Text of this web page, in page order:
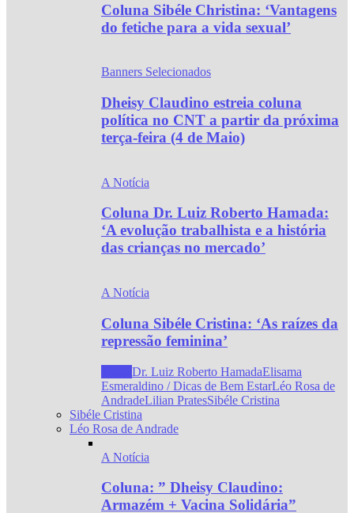
Coluna Sibéle Christina: ‘Vantagens
do fetiche para a vida sexual’
Banners Selecionados
Dheisy Claudino estreia coluna
política no CNT a partir da próxima
terça-feira (4 de Maio)
A Notícia
Coluna Dr. Luiz Roberto Hamada:
‘A evolução trabalhista e a história
das crianças no mercado’
A Notícia
Coluna Sibéle Cristina: ‘As raízes da
repressão feminina’
Dr. Luiz Roberto HamadaElisama
Esmeraldino / Dicas de Bem EstarLéo Rosa de
AndradeLilian PratesSibéle Cristina
Sibéle Cristina
Léo Rosa de Andrade
A Notícia
Coluna: ” Dheisy Claudino:
Armazém + Vacina Solidária”